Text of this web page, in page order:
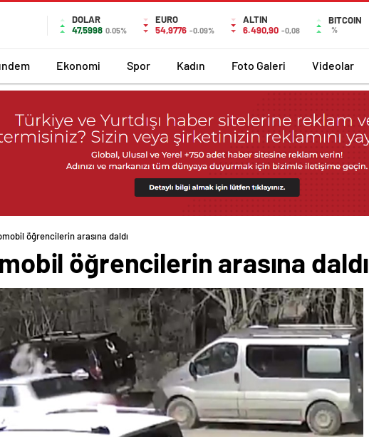
DOLAR
47,5998 0.05%
EURO
54,9776 -0.09%
ALTIN
6.490,90 -0,08
BITCOIN
%
Ekonomi Spor Kadın Foto Galeri Videolar
öğrencilerin arasına daldı
öğrencilerin arasına daldı